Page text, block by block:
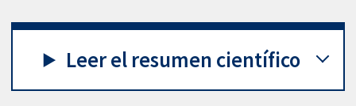
Leer el resumen científico